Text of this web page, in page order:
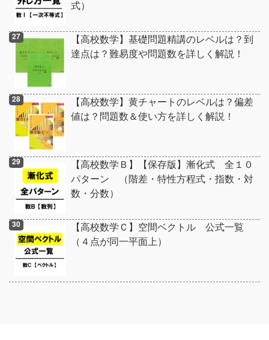
式）
【高校数学】基礎問題精講のレベルは？到
達点は？難易度や問題数を詳しく解説！
【高校数学】黄チャートのレベルは？偏差
値は？問題数＆使い方を詳しく解説！
【高校数学Ｂ】【保存版】漸化式 全１０
パターン （階差・特性方程式・指数・対
数・分数）
【高校数学Ｃ】空間ベクトル 公式一覧
（４点が同一平面上）